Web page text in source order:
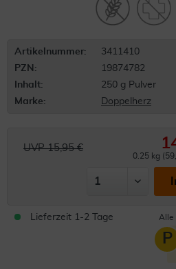
Artikelnummer:
3411410
PZN:
19874782
Inhalt:
250 g Pulver
Marke:
Doppelherz
UVP 15,95 €
0.25 kg
Lieferzeit 1-2 Tage Alle
P